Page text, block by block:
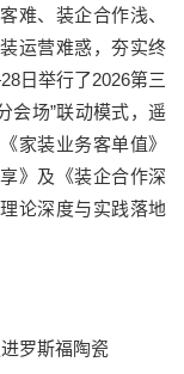
难、装企合作浅、
运营难惑，夯实终
日举行了2026第三
会场”联动模式，遥
家装业务客单值》
》及《装企合作深
论深度与实践落地
罗斯福陶瓷